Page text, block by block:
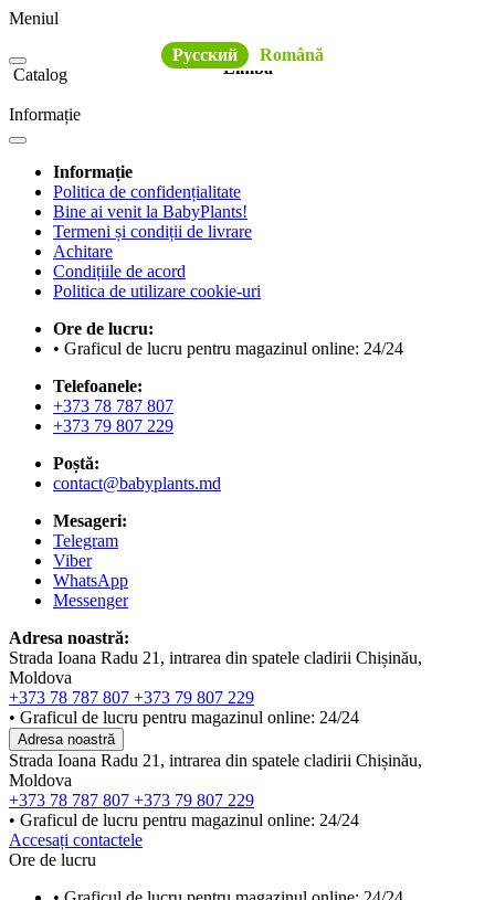
Meniul
Limba
Русский
Română
Catalog
Informație
Informație
Politica de confidențialitate
Bine ai venit la BabyPlants!
Termeni și condiții de livrare
Achitare
Condițiile de acord
Politica de utilizare cookie-uri
Ore de lucru:
• Graficul de lucru pentru magazinul online: 24/24
Telefoanele:
+373 78 787 807
+373 79 807 229
Poștă:
contact@babyplants.md
Mesageri:
Telegram
Viber
WhatsApp
Messenger
Adresa noastră:
Strada Ioana Radu 21, intrarea din spatele cladirii Chișinău,
Moldova
+373 78 787 807 +373 79 807 229
• Graficul de lucru pentru magazinul online: 24/24
Adresa noastră
Strada Ioana Radu 21, intrarea din spatele cladirii Chișinău,
Moldova
+373 78 787 807 +373 79 807 229
• Graficul de lucru pentru magazinul online: 24/24
Accesați contactele
Ore de lucru